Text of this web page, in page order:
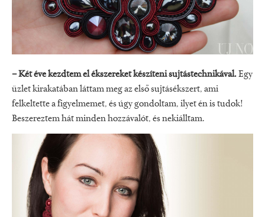
– Két éve kezdtem el ékszereket készíteni sujtástechnikával.Egy
üzlet kirakatában láttam meg az első sujtásékszert, ami
felkeltette a figyelmemet, és úgy gondoltam, ilyet én is tudok!
Beszereztem hát minden hozzávalót, és nekiálltam.